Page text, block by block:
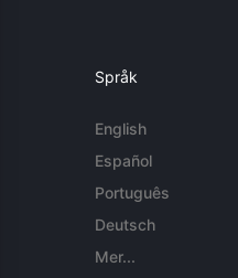
Språk
English
Español
Português
Deutsch
Mer...